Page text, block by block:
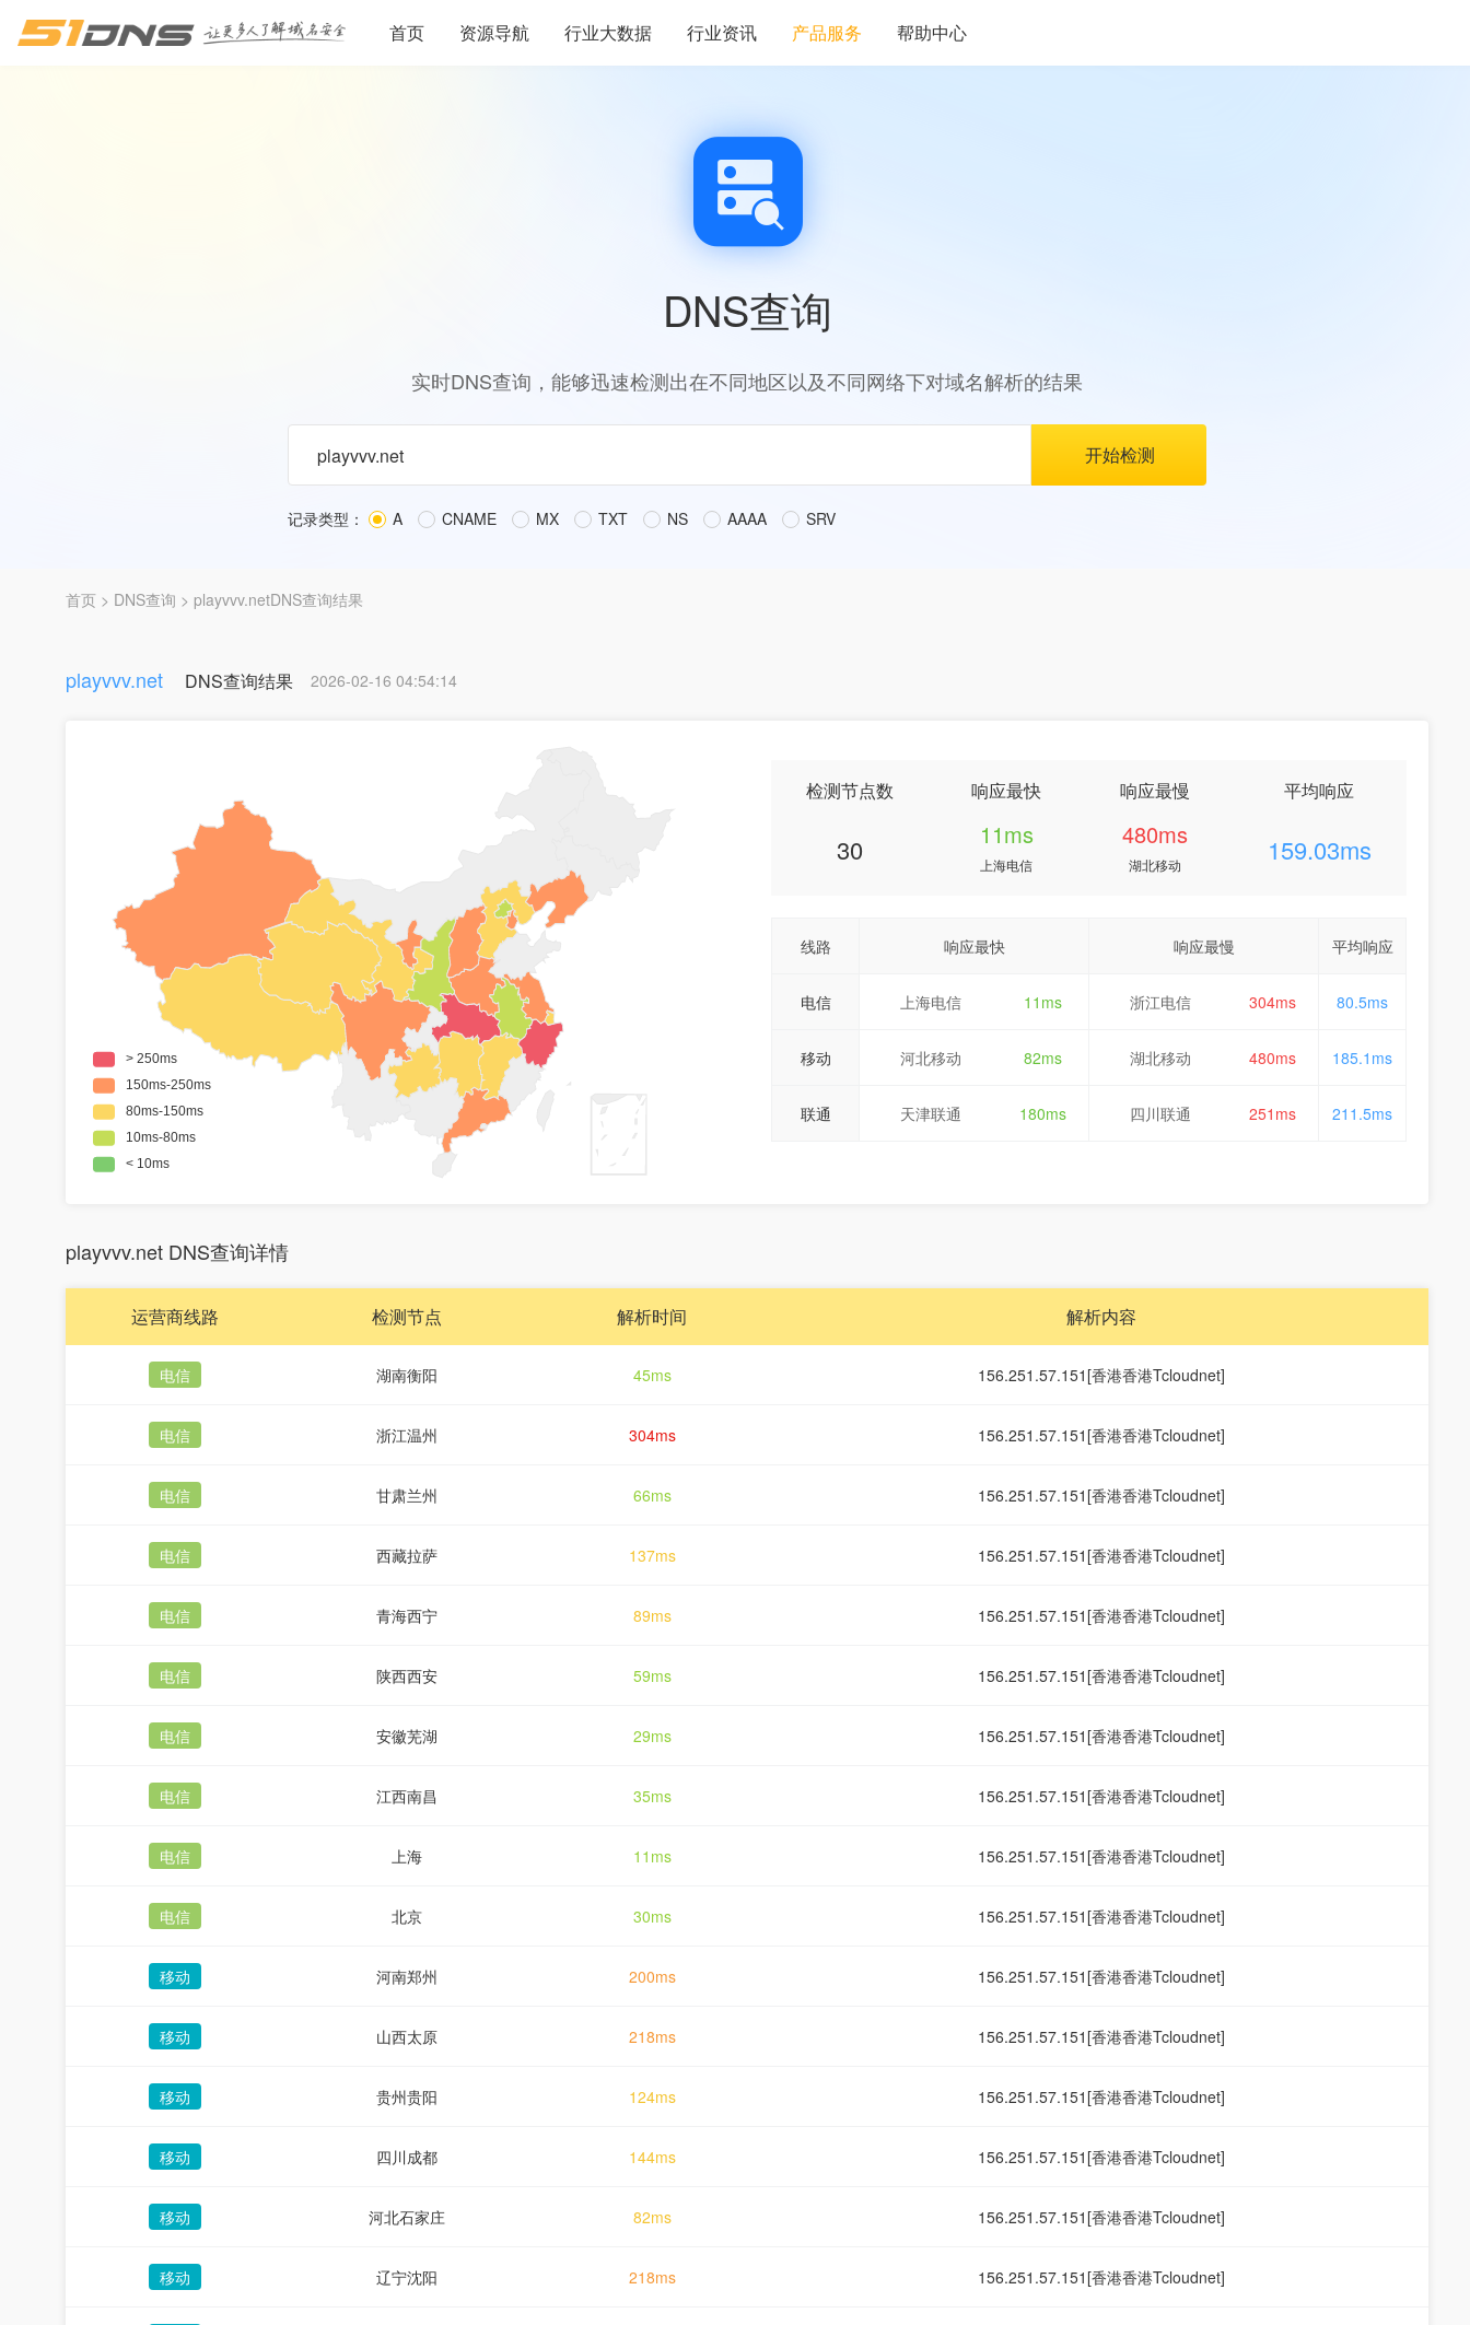
首页 资源导航 行业大数据 行业资讯 产品服务 帮助中心
DNS查询
实时DNS查询，能够迅速检测出在不同地区以及不同网络下对域名解析的结果
记录类型： A CNAME MX TXT NS AAAA SRV
首页 > DNS查询 > playvvv.netDNS查询结果
playvvv.net DNS查询结果 2026-02-16 04:54:14
检测节点数
30
响应最快
11ms
上海电信
响应最慢
480ms
湖北移动
平均响应
159.03ms
线路 响应最快 响应最慢 平均响应
电信 上海电信 11ms 浙江电信 304ms 80.5ms
移动 河北移动 82ms 湖北移动 480ms 185.1ms
联通 天津联通 180ms 四川联通 251ms 211.5ms
playvvv.net DNS查询详情
运营商线路 检测节点 解析时间 解析内容
电信 湖南衡阳 45ms 156.251.57.151[香港香港Tcloudnet]
电信 浙江温州 304ms 156.251.57.151[香港香港Tcloudnet]
电信 甘肃兰州 66ms 156.251.57.151[香港香港Tcloudnet]
电信 西藏拉萨 137ms 156.251.57.151[香港香港Tcloudnet]
电信 青海西宁 89ms 156.251.57.151[香港香港Tcloudnet]
电信 陕西西安 59ms 156.251.57.151[香港香港Tcloudnet]
电信 安徽芜湖 29ms 156.251.57.151[香港香港Tcloudnet]
电信 江西南昌 35ms 156.251.57.151[香港香港Tcloudnet]
电信 上海 11ms 156.251.57.151[香港香港Tcloudnet]
电信 北京 30ms 156.251.57.151[香港香港Tcloudnet]
移动 河南郑州 200ms 156.251.57.151[香港香港Tcloudnet]
移动 山西太原 218ms 156.251.57.151[香港香港Tcloudnet]
移动 贵州贵阳 124ms 156.251.57.151[香港香港Tcloudnet]
移动 四川成都 144ms 156.251.57.151[香港香港Tcloudnet]
移动 河北石家庄 82ms 156.251.57.151[香港香港Tcloudnet]
移动 辽宁沈阳 218ms 156.251.57.151[香港香港Tcloudnet]